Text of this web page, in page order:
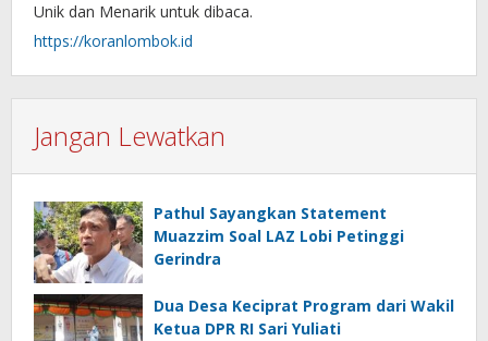
Unik dan Menarik untuk dibaca.
https://koranlombok.id
Jangan Lewatkan
Pathul Sayangkan Statement
Muazzim Soal LAZ Lobi Petinggi
Gerindra
Dua Desa Keciprat Program dari Wakil
Ketua DPR RI Sari Yuliati